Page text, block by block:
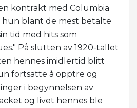
kontrakt med Columbia
hun blant de mest betalte
tid med hits som
På slutten av 1920-tallet
hennes imidlertid blitt
fortsatte å opptre og
i begynnelsen av
og livet hennes ble